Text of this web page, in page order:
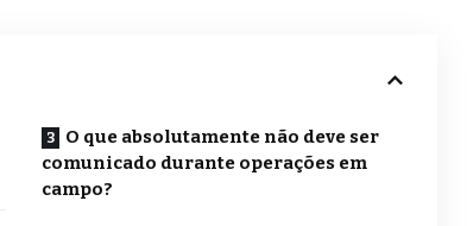
O que absolutamente não deve ser
comunicado durante operações em
campo?